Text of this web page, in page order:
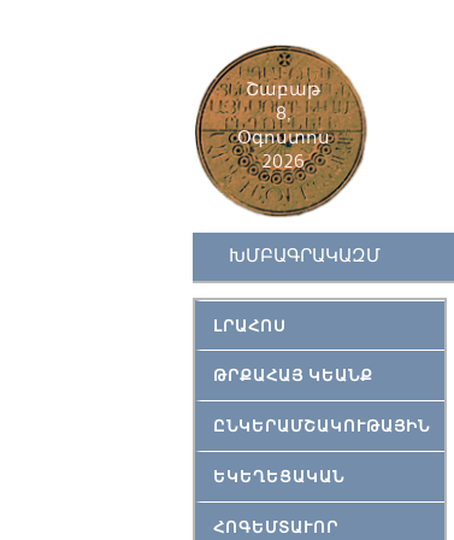
Շաբաթ
8,
Օգոստոս
2026
ԽՄԲԱԳՐԱԿԱԶՄ
ԼՐԱՀՈՍ
ԹՐՔԱՀԱՅ ԿԵԱՆՔ
ԸՆԿԵՐԱՄՇԱԿՈՒԹԱՅԻՆ
ԵԿԵՂԵՑԱԿԱՆ
ՀՈԳԵՄՏԱՒՈՐ